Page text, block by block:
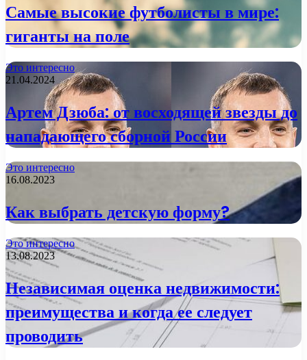
Самые высокие футболисты в мире:
гиганты на поле
Это интересно
21.04.2024
Артем Дзюба: от восходящей звезды до
нападающего сборной России
Это интересно
16.08.2023
Как выбрать детскую форму?
Это интересно
13.08.2023
Независимая оценка недвижимости:
преимущества и когда ее следует
проводить